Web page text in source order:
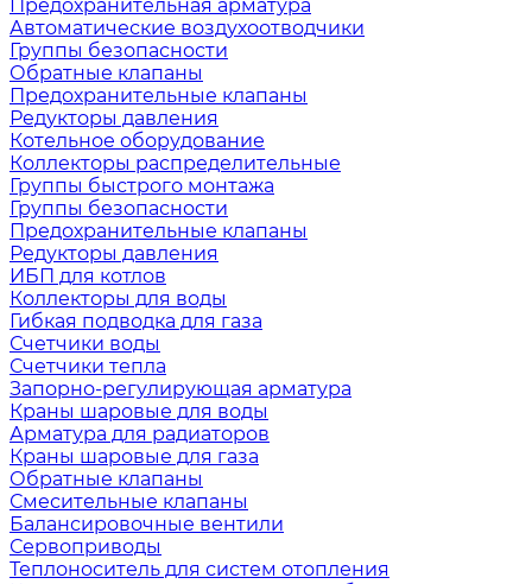
Предохранительная арматура
Автоматические воздухоотводчики
Группы безопасности
Обратные клапаны
Предохранительные клапаны
Редукторы давления
Котельное оборудование
Коллекторы распределительные
Группы быстрого монтажа
Группы безопасности
Предохранительные клапаны
Редукторы давления
ИБП для котлов
Коллекторы для воды
Гибкая подводка для газа
Счетчики воды
Счетчики тепла
Запорно-регулирующая арматура
Краны шаровые для воды
Арматура для радиаторов
Краны шаровые для газа
Обратные клапаны
Смесительные клапаны
Балансировочные вентили
Сервоприводы
Теплоноситель для систем отопления